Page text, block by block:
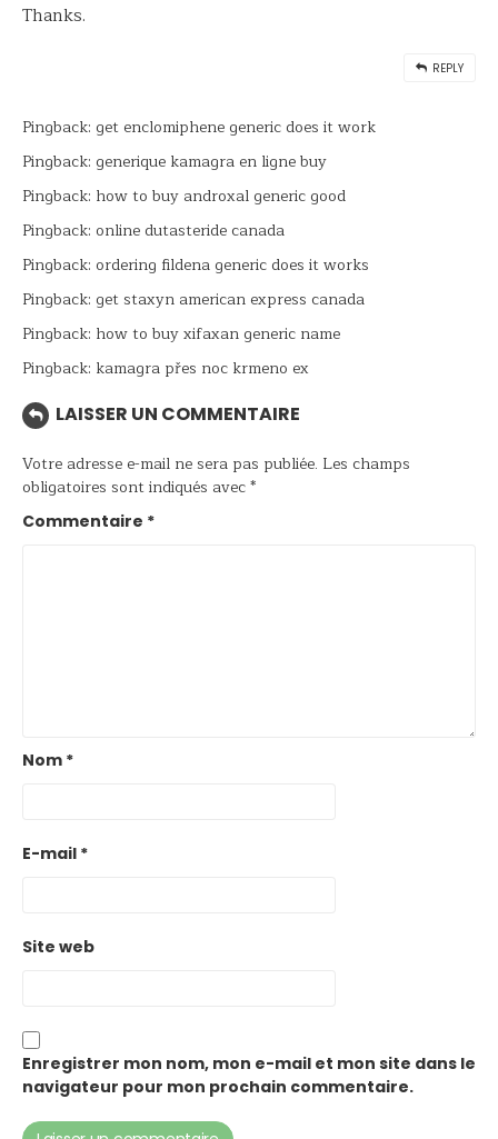
Thanks.
REPLY
Pingback: get enclomiphene generic does it work
Pingback: generique kamagra en ligne buy
Pingback: how to buy androxal generic good
Pingback: online dutasteride canada
Pingback: ordering fildena generic does it works
Pingback: get staxyn american express canada
Pingback: how to buy xifaxan generic name
Pingback: kamagra přes noc krmeno ex
LAISSER UN COMMENTAIRE
Votre adresse e-mail ne sera pas publiée. Les champs
obligatoires sont indiqués avec*
Commentaire *
Nom *
E-mail *
Site web
Enregistrer mon nom, mon e-mail et mon site dans le
navigateur pour mon prochain commentaire.